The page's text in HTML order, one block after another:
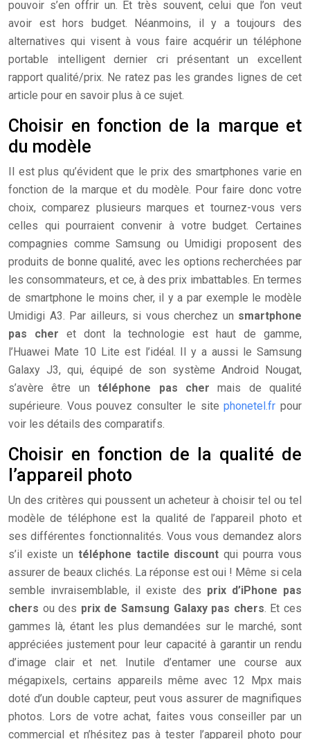
pouvoir s’en offrir un. Et très souvent, celui que l’on veut
avoir est hors budget. Néanmoins, il y a toujours des
alternatives qui visent à vous faire acquérir un téléphone
portable intelligent dernier cri présentant un excellent
rapport qualité/prix. Ne ratez pas les grandes lignes de cet
article pour en savoir plus à ce sujet.
Choisir en fonction de la marque et
du modèle
Il est plus qu’évident que le prix des smartphones varie en
fonction de la marque et du modèle. Pour faire donc votre
choix, comparez plusieurs marques et tournez-vous vers
celles qui pourraient convenir à votre budget. Certaines
compagnies comme Samsung ou Umidigi proposent des
produits de bonne qualité, avec les options recherchées par
les consommateurs, et ce, à des prix imbattables. En termes
de smartphone le moins cher, il y a par exemple le modèle
Umidigi A3. Par ailleurs, si vous cherchez un smartphone
pas cher et dont la technologie est haut de gamme,
l’Huawei Mate 10 Lite est l’idéal. Il y a aussi le Samsung
Galaxy J3, qui, équipé de son système Android Nougat,
s’avère être untéléphone pas cher mais de qualité
supérieure. Vous pouvez consulter le sitephonetel.fr pour
voir les détails des comparatifs.
Choisir en fonction de la qualité de
l’appareil photo
Un des critères qui poussent un acheteur à choisir tel ou tel
modèle de téléphone est la qualité de l’appareil photo et
ses différentes fonctionnalités. Vous vous demandez alors
s’il existe un téléphone tactile discount qui pourra vous
assurer de beaux clichés. La réponse est oui ! Même si cela
semble invraisemblable, il existe des prix d’iPhone pas
chers ou des prix de Samsung Galaxy pas chers. Et ces
gammes là, étant les plus demandées sur le marché, sont
appréciées justement pour leur capacité à garantir un rendu
d’image clair et net. Inutile d’entamer une course aux
mégapixels, certains appareils même avec 12 Mpx mais
doté d’un double capteur, peut vous assurer de magnifiques
photos. Lors de votre achat, faites vous conseiller par un
commercial et n’hésitez pas à tester l’appareil photo pour